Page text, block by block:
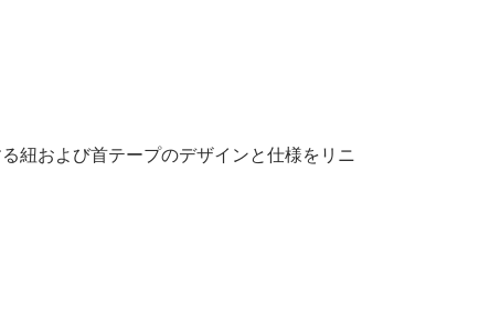
紐および首テープのデザインと仕様をリニ